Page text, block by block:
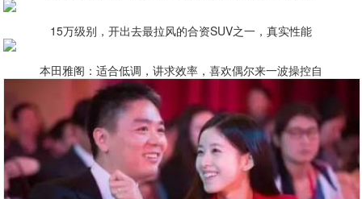
15万级别，开出去最拉风的合资SUV之一，真实性能
本田雅阁：适合低调，讲求效率，喜欢偶尔来一波操控自